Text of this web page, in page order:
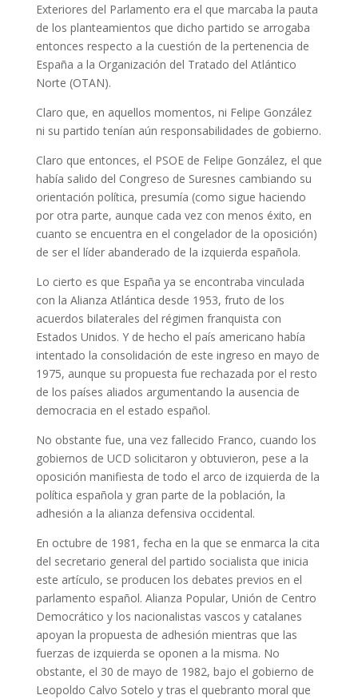
Exteriores del Parlamento era el que marcaba la pauta
de los planteamientos que dicho partido se arrogaba
entonces respecto a la cuestión de la pertenencia de
España a la Organización del Tratado del Atlántico
Norte (OTAN).
Claro que, en aquellos momentos, ni Felipe González
ni su partido tenían aún responsabilidades de gobierno.
Claro que entonces, el PSOE de Felipe González, el que
había salido del Congreso de Suresnes cambiando su
orientación política, presumía (como sigue haciendo
por otra parte, aunque cada vez con menos éxito, en
cuanto se encuentra en el congelador de la oposición)
de ser el líder abanderado de la izquierda española.
Lo cierto es que España ya se encontraba vinculada
con la Alianza Atlántica desde 1953, fruto de los
acuerdos bilaterales del régimen franquista con
Estados Unidos. Y de hecho el país americano había
intentado la consolidación de este ingreso en mayo de
1975, aunque su propuesta fue rechazada por el resto
de los países aliados argumentando la ausencia de
democracia en el estado español.
No obstante fue, una vez fallecido Franco, cuando los
gobiernos de UCD solicitaron y obtuvieron, pese a la
oposición manifiesta de todo el arco de izquierda de la
política española y gran parte de la población, la
adhesión a la alianza defensiva occidental.
En octubre de 1981, fecha en la que se enmarca la cita
del secretario general del partido socialista que inicia
este artículo, se producen los debates previos en el
parlamento español. Alianza Popular, Unión de Centro
Democrático y los nacionalistas vascos y catalanes
apoyan la propuesta de adhesión mientras que las
fuerzas de izquierda se oponen a la misma. No
obstante, el 30 de mayo de 1982, bajo el gobierno de
Leopoldo Calvo Sotelo y tras el quebranto moral que